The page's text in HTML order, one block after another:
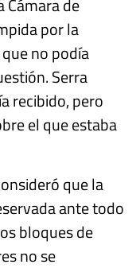
Cámara de
por la
no podía
Serra
recibido, pero
el que estaba
que la
ante todo
bloques de
no se